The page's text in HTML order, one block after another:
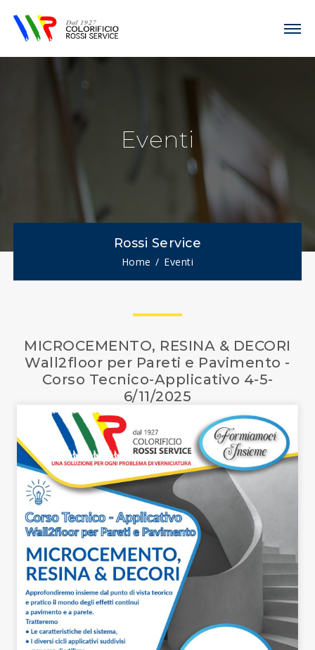
Eventi
Rossi Service
Home Eventi
MICROCEMENTO, RESINA & DECORI
Wall2floor per Pareti e Pavimento -
Corso Tecnico-Applicativo 4-5-
6/11/2025